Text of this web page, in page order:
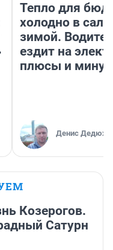
Тепло для
холодно в
зимой.
ездит на
плюсы и
Денис
Козерогов.
Сатурн